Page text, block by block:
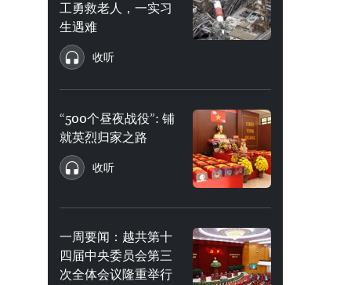
工勇救老人，一实习
生遇难
收听
“500个昼夜战役”: 铺
就英烈归家之路
收听
一周要闻：越共第十
四届中央委员会第三
次全体会议隆重举行